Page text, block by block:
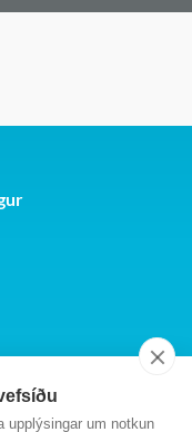
upplýsingar um notkun